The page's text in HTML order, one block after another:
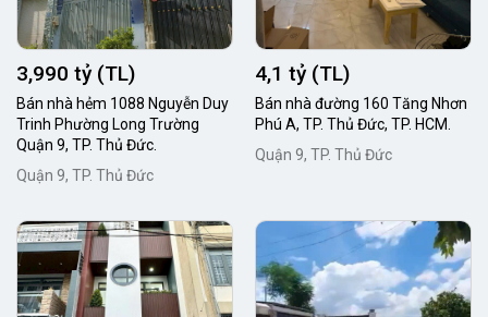
3,990 tỷ (TL)
Bán nhà hẻm 1088 Nguyễn Duy
Trinh Phường Long Trường
Quận 9, TP. Thủ Đức.
Quận 9, TP. Thủ Đức
4,1 tỷ (TL)
Bán nhà đường 160 Tăng Nhơn
Phú A, TP. Thủ Đức, TP. HCM.
Quận 9, TP. Thủ Đức